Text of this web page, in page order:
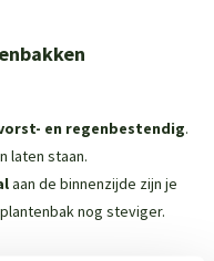
en regenbestendig.
laten staan.
aan de binnenzijde zijn je
nog steviger.